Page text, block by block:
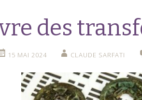
des
15 MAI 2024 CLAUDE SARFATI